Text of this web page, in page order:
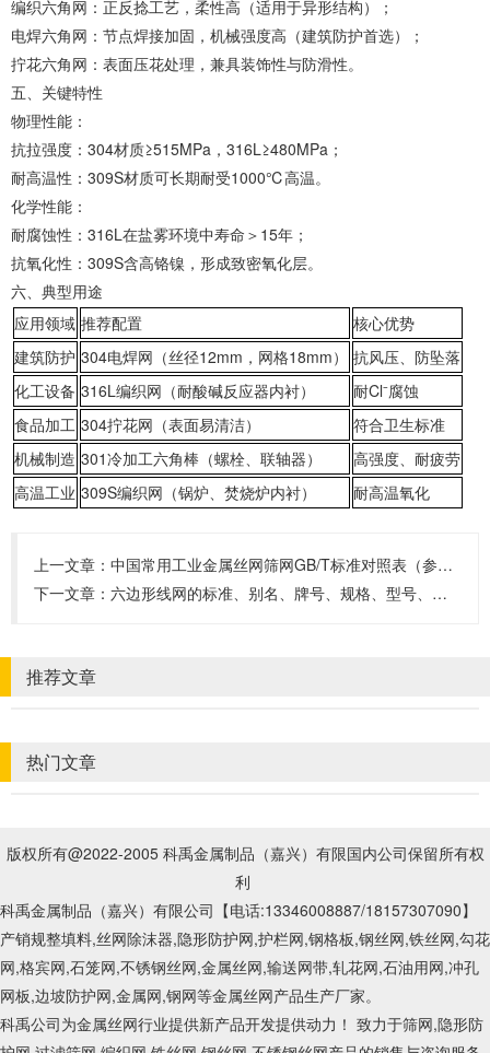
‌编织六角网‌：正反捻工艺，柔性高（适用于异形结构）；
‌电焊六角网‌：节点焊接加固，机械强度高（建筑防护首选）；
‌拧花六角网‌：表面压花处理，兼具装饰性与防滑性。
‌五、关键特性‌
‌物理性能‌：
‌抗拉强度‌：304材质≥515MPa，316L≥480MPa；
‌耐高温性‌：309S材质可长期耐受1000℃高温。
‌化学性能‌：
‌耐腐蚀性‌：316L在盐雾环境中寿命＞15年；
‌抗氧化性‌：309S含高铬镍，形成致密氧化层。
‌六、典型用途‌
应用领域 推荐配置
核心优势
建筑防护 304电焊网（丝径12mm ，网格18mm）
抗风压、防坠落
化工设备 316L编织网（耐酸碱反应器内衬） 耐Cl⁻腐蚀
食品加工 304拧花网（表面易清洁）
符合卫生标准
机械制造 301冷加工六角棒（螺栓、联轴器）
高强度、耐疲劳
高温工业 309S编织网（锅炉、焚烧炉内衬） 耐高温氧化
上一文章： 中国常用工业金属丝网筛网GB/T标准对照表（参考）
下一文章： 六边形线网的标准、别名、牌号、规格、型号、材质、种类、特性、用途
推荐文章
热门文章
版权所有@2022-2005 科禹金属制品（嘉兴）有限国内公司保留所有权
利
科禹金属制品（嘉兴）有限公司【电话:13346008887/18157307090】
产销规整填料,丝网除沫器,隐形防护网,护栏网,钢格板,钢丝网,铁丝网,勾花
网,格宾网,石笼网,不锈钢丝网,金属丝网,输送网带,轧花网,石油用网,冲孔
网板,边坡防护网,金属网,钢网等金属丝网产品生产厂家。
科禹公司为金属丝网行业提供新产品开发提供动力！ 致力于筛网,隐形防